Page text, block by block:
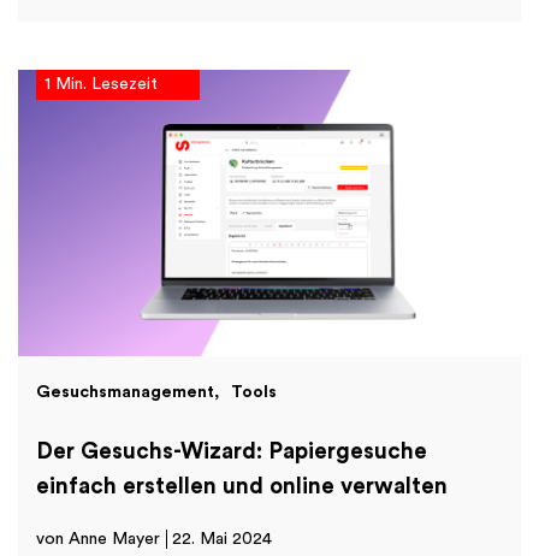
1 Min. Lesezeit
Gesuchsmanagement Tools
Der Gesuchs-Wizard: Papiergesuche
einfach erstellen und online verwalten
von Anne Mayer 22. Mai 2024